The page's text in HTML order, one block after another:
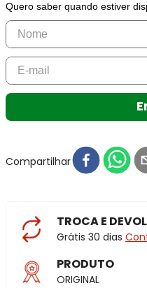
Quero saber quando estiver
Compartilhar
TROCA E
Grátis 30 dias
PRODUTO
ORIGINAL